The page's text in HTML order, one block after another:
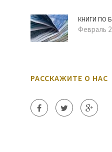
КНИГИ ПО
Февраль
РАССКАЖИТЕ О НАС